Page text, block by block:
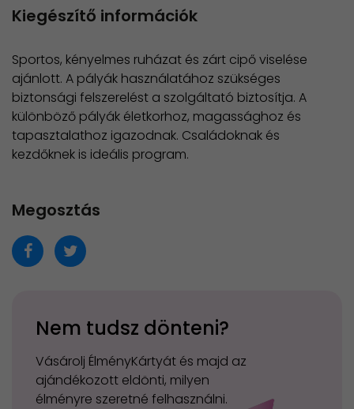
Kiegészítő információk
Sportos, kényelmes ruházat és zárt cipő viselése
ajánlott. A pályák használatához szükséges
biztonsági felszerelést a szolgáltató biztosítja. A
különböző pályák életkorhoz, magassághoz és
tapasztalathoz igazodnak. Családoknak és
kezdőknek is ideális program.
Megosztás
Nem tudsz dönteni?
Vásárolj ÉlményKártyát és majd az
ajándékozott eldönti, milyen
élményre szeretné felhasználni.